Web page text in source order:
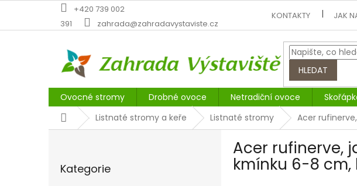
obsah
+420 739 002
391
zahrada@zahradavystaviste.cz
KONTAKTY JAK
HLEDAT
Ovocné stromy Drobné ovoce Netradiční ovoce
DomůListnaté stromy a keře Listnaté stromy Acer
kategorie
Kategorie
Acer rufinerve,
kmínku 6-8 cm,